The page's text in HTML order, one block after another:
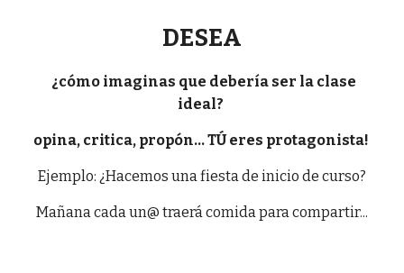
DESEA
¿cómo imaginas que debería ser la clase
ideal?
opina, critica, propón... TÚ eres protagonista!
Ejemplo: ¿Hacemos una fiesta de inicio de curso?
Mañana cada un@ traerá comida para compartir...